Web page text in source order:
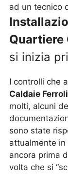
ad un tecnico
Quartiere
si inizia
I controlli che
Caldaie
molti, alcuni
sono state
attualmente in
ancora prima
volta che si